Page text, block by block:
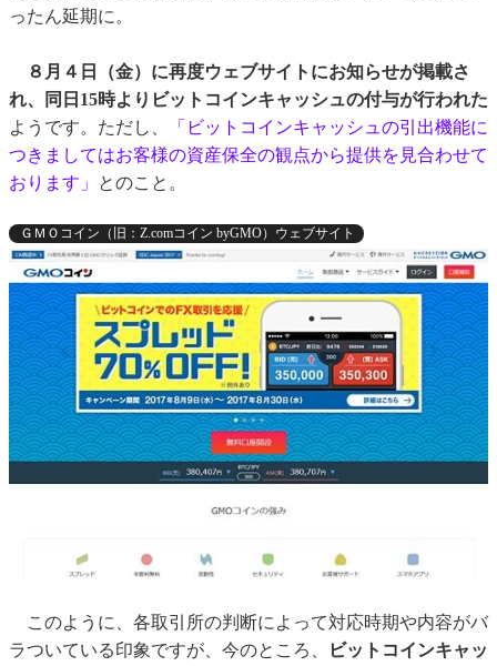
ったん延期に。
８月４日（金）に再度ウェブサイトにお知らせが掲載さ
れ、同日15時よりビットコインキャッシュの付与が行われた
ようです。ただし、
「ビットコインキャッシュの引出機能に
つきましてはお客様の資産保全の観点から提供を見合わせて
おります」
とのこと。
ＧＭＯコイン（旧：Z.comコイン byGMO）ウェブサイト
このように、各取引所の判断によって対応時期や内容がバ
ラついている印象ですが、今のところ、
ビットコインキャッ